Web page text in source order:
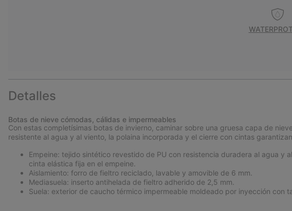
Detalles
Botas de nieve cómodas, cálidas e impermeables
Con estas completísimas botas de invierno, caminar sobre una gruesa capa de
resistente al agua y al viento, la polaina incorporada y el cierre con cintas
Empeine: tejido sintético revestido de PU con resistencia duradera al agua y
cinta elástica fija en el empeine.
Aislamiento: forro de fieltro reciclado, lavable y amovible de 6 mm.
Mediasuela: inserto antihelada de fieltro adherido de 2,5 mm.
Suela: exterior de caucho térmico impermeable moldeado por inyección con